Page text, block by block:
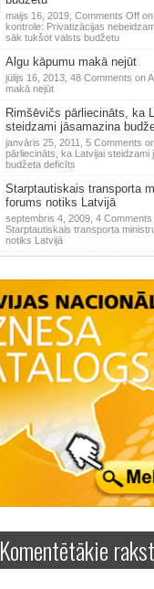
maijs 16, 2019, Comments Offon
kontrole: Privatizācijas
sāk tukšot valsts budžetu
Algu kāpumu makā nejūt
jūlijs 16, 2013, 48 Comments on
makā nejūt
Rimšēvičs pārliecināts, ka
steidzami jāsamazina
janvāris 25, 2011, 5 Comments
pārliecināts, ka Latvijai steidzami
budžeta deficīts
Starptautiskais transporta
forums notiks Latvijā
septembris 4, 2009, 4 Comments
Starptautiskais transporta
notiks Latvijā
Komentētākie